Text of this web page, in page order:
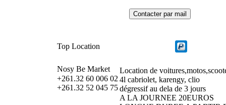
Top Location
Nosy Be Market
+261.32 60 006 02
+261.32 52 045 75
Location de
4l cabriolet, karengy, clio
dégressif au dela de 3 jours
A LA JOURNEE 20EUROS